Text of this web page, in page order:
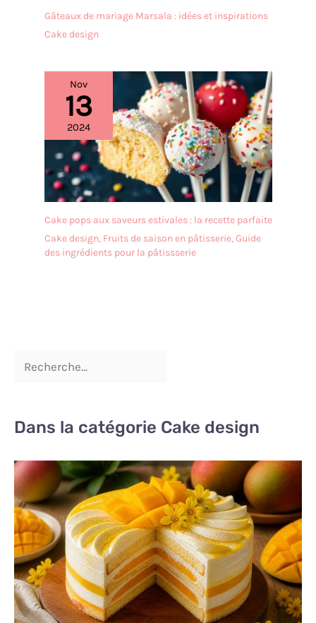
les décorations. Le
les fêtes de mariage, les
fêtes d'anniversaire, les
pâtisseries, les fêtes de
famille, les fêtes
prénatales, les
anniversaires, les fêtes de
famille, les décorations de
vitrine, les fêtes de thé de
l'après-midi, Halloween et
Noël
Gâteaux de mariage Marsala : idées et inspirations
Cake design
Nov
13
2024
Cake pops aux saveurs estivales : la recette parfaite
Cake design, Fruits de saison en pâtisserie,Guide
des ingrédients pour la pâtissserie
Dans la catégorie Cake design